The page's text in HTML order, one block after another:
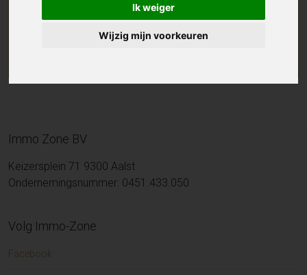
Ik weiger
Wijzig mijn voorkeuren
Immo Zone BV
Keizersplein 71 9300 Aalst
Ondernemingsnummer: 0451.433.050
Volg Immo-Zone
Facebook